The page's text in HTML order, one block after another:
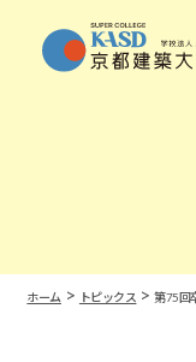
ホーム > トピックス >第75回